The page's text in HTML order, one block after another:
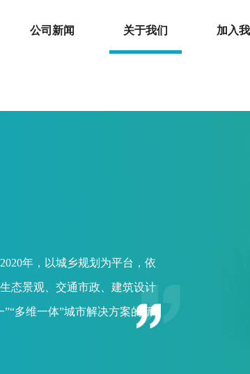
公司新闻 关于我们 加入
年，以城乡规划为平台，依
态景观、交通市政、建筑设计
多维一体”城市解决方案的新